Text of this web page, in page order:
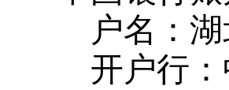
户名：
开户行